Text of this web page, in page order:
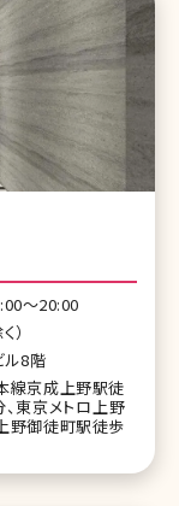
〜20:00
）
8階
線京成上野駅徒
東京メトロ上野
野御徒町駅徒歩